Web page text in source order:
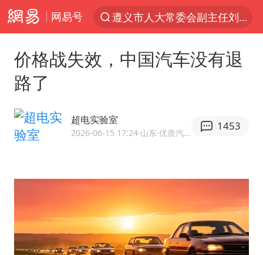
网易号
遵义市人大常委会副主任刘东明被查
泰交通部副部长回应中国游客遭歧视
男子结婚8年3个女儿均非亲生
“空调24小时开着更省电”不实
47岁妈妈突然产女 26岁女儿：很震惊
价格战失效，中国汽车没有退
路了
超电实验室
2026-06-15 17:24·山东 ·优质汽车领域创作者
1453